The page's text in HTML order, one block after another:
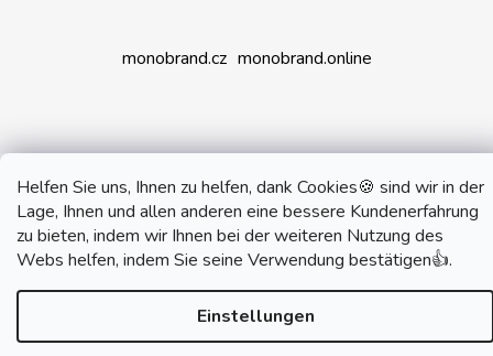
Helfen Sie uns, Ihnen zu helfen, dank Cookies🍪 sind wir in der
Lage, Ihnen und allen anderen eine bessere Kundenerfahrung
zu bieten, indem wir Ihnen bei der weiteren Nutzung des
Webs helfen, indem Sie seine Verwendung bestätigen👍.
Einstellungen
monobrand.cz monobrand.online
Erstellt von Shoptet
Copyright 2026
SWITCHHOUSE
. Alle Rechte
vorbehalten.